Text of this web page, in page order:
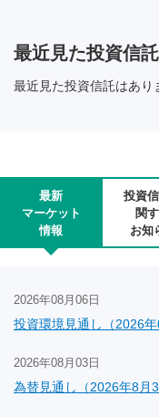
最近見た投資信託
最近見た投資信託はあり
最新
マーケット
情報
投資
関
お知
2026年08月06日
投資環境見通し（2026
2026年08月03日
為替見通し（2026年8月3